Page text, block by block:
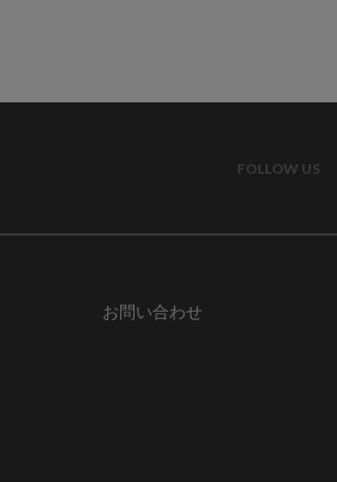
FOLLOW US
お問い合わせ